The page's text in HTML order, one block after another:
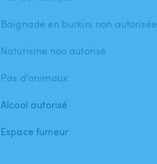
Baignade en burkini non autorisée
Naturisme non autorisé
Pas d'animaux
Alcool autorisé
Espace fumeur